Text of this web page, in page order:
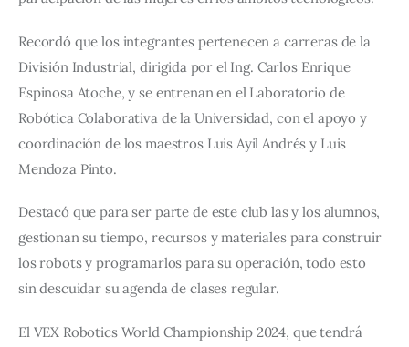
Recordó que los integrantes pertenecen a carreras de la
División Industrial, dirigida por el Ing. Carlos Enrique
Espinosa Atoche, y se entrenan en el Laboratorio de
Robótica Colaborativa de la Universidad, con el apoyo y
coordinación de los maestros Luis Ayil Andrés y Luis
Mendoza Pinto.
Destacó que para ser parte de este club las y los alumnos,
gestionan su tiempo, recursos y materiales para construir
los robots y programarlos para su operación, todo esto
sin descuidar su agenda de clases regular.
El VEX Robotics World Championship 2024, que tendrá